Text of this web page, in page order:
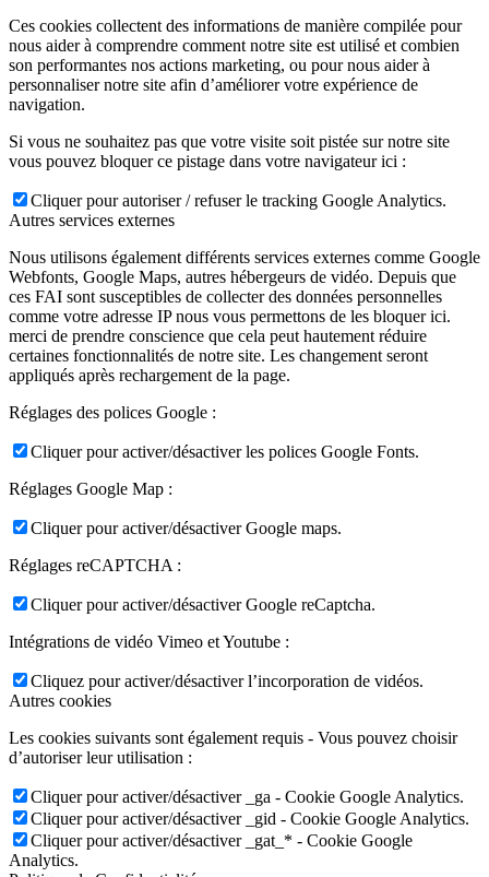
Ces cookies collectent des informations de manière compilée pour
nous aider à comprendre comment notre site est utilisé et combien
son performantes nos actions marketing, ou pour nous aider à
personnaliser notre site afin d’améliorer votre expérience de
navigation.
Si vous ne souhaitez pas que votre visite soit pistée sur notre site
vous pouvez bloquer ce pistage dans votre navigateur ici :
Cliquer pour autoriser / refuser le tracking Google Analytics.
Autres services externes
Nous utilisons également différents services externes comme Google
Webfonts, Google Maps, autres hébergeurs de vidéo. Depuis que
ces FAI sont susceptibles de collecter des données personnelles
comme votre adresse IP nous vous permettons de les bloquer ici.
merci de prendre conscience que cela peut hautement réduire
certaines fonctionnalités de notre site. Les changement seront
appliqués après rechargement de la page.
Réglages des polices Google :
Cliquer pour activer/désactiver les polices Google Fonts.
Réglages Google Map :
Cliquer pour activer/désactiver Google maps.
Réglages reCAPTCHA :
Cliquer pour activer/désactiver Google reCaptcha.
Intégrations de vidéo Vimeo et Youtube :
Cliquez pour activer/désactiver l’incorporation de vidéos.
Autres cookies
Les cookies suivants sont également requis - Vous pouvez choisir
d’autoriser leur utilisation :
Cliquer pour activer/désactiver _ga - Cookie Google Analytics.
Cliquer pour activer/désactiver _gid - Cookie Google Analytics.
Cliquer pour activer/désactiver _gat_* - Cookie Google
Analytics.